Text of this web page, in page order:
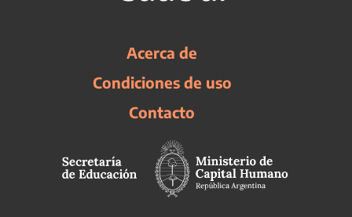
Acerca de
Condiciones de uso
Contacto